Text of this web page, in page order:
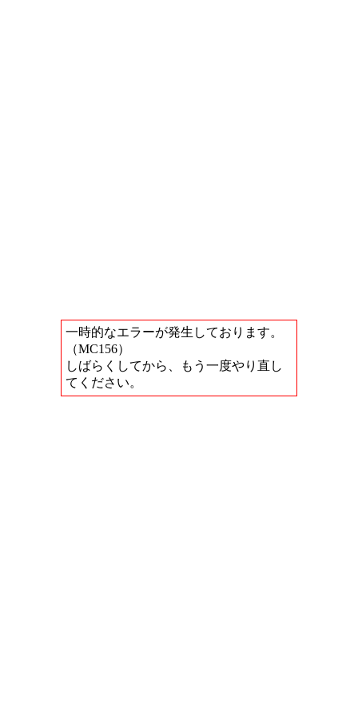
一時的なエラーが発生しております。
（MC156）
しばらくしてから、もう一度やり直し
てください。